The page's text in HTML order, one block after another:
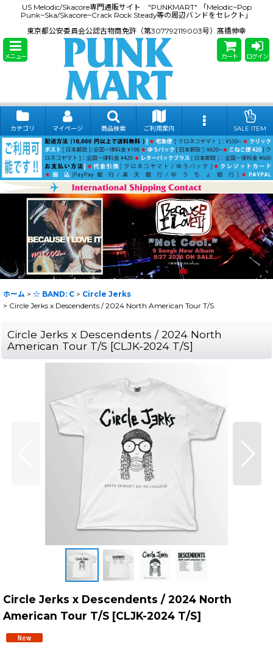
US Melodic/Skacore専門通販サイト "PUNKMART" 「Melodic~Pop
Punk~Ska/Skacore~Crack Rock Steady等の周辺バンドをセレクト」
東京都公安委員会公認古物商免許（第307792119003号）髙橋伸幸
メニュー カート ログイン
カテゴリ マイページ 商品検索 ご利用案内 SALE ITEM
ホーム > ☆ BAND: C > Circle Jerks
> Circle Jerks x Descendents / 2024 North American Tour T/S
Circle Jerks x Descendents / 2024 North
American Tour T/S [CLJK-2024 T/S]
Circle Jerks x Descendents / 2024 North
American Tour T/S [CLJK-2024 T/S]